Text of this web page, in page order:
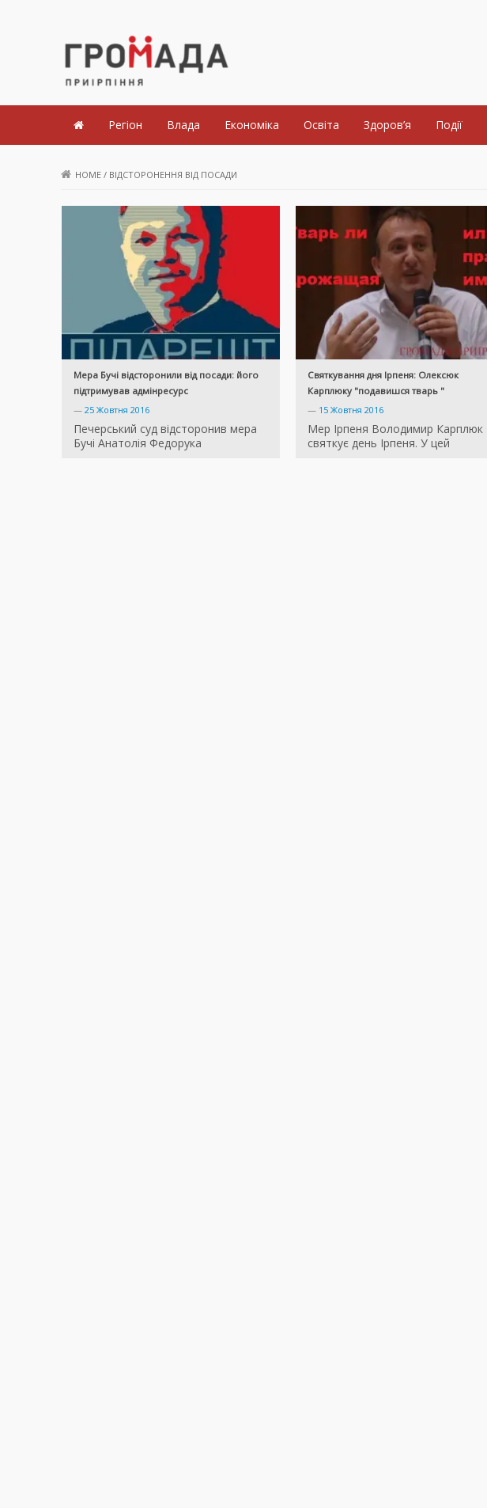
Громада Приірпіння
Регіон Влада Економіка Освіта Здоров’я Події
HOME / ВІДСТОРОНЕННЯ ВІД ПОСАДИ
Мера Бучі відсторонили від посади: його
підтримував адмінресурс
— 25 Жовтня 2016
Печерський суд відсторонив мера
Бучі Анатолія Федорука
Святкування дня Ірпеня: Олексюк
Карплюку "подавишся тварь "
— 15 Жовтня 2016
Мер Ірпеня Володимир Карплюк
святкує день Ірпеня. У цей